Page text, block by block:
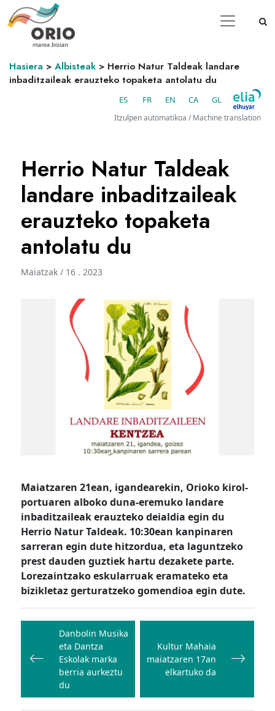
Hasiera > Albisteak > Herrio Natur Taldeak landare
inbaditzaileak erauzteko topaketa antolatu du
ES FR EN CA GL
Itzulpen automatikoa / Machine translation
Herrio Natur Taldeak
landare inbaditzaileak
erauzteko topaketa
antolatu du
Maiatzak / 16 . 2023
Maiatzaren 21ean, igandearekin, Orioko kirol-
portuaren albokoduna-eremuko landare
inbaditzaileak erauzteko deialdia egin du
Herrio Natur Taldeak. 10:30ean kanpinaren
sarreran egin dute hitzordua, eta laguntzeko
prest dauden guztiek hartu dezakete parte.
Lorezaintzako eskularruak eramateko eta
bizikletaz gerturatzeko gomendioa egin dute.
Bidalketetan
zehar
nabigatu
Danbolin Musika
eta Dantza
Eskolak marka
berria aurkeztu
du
Kultur Mahaia
maiatzaren 17an
elkartuko da